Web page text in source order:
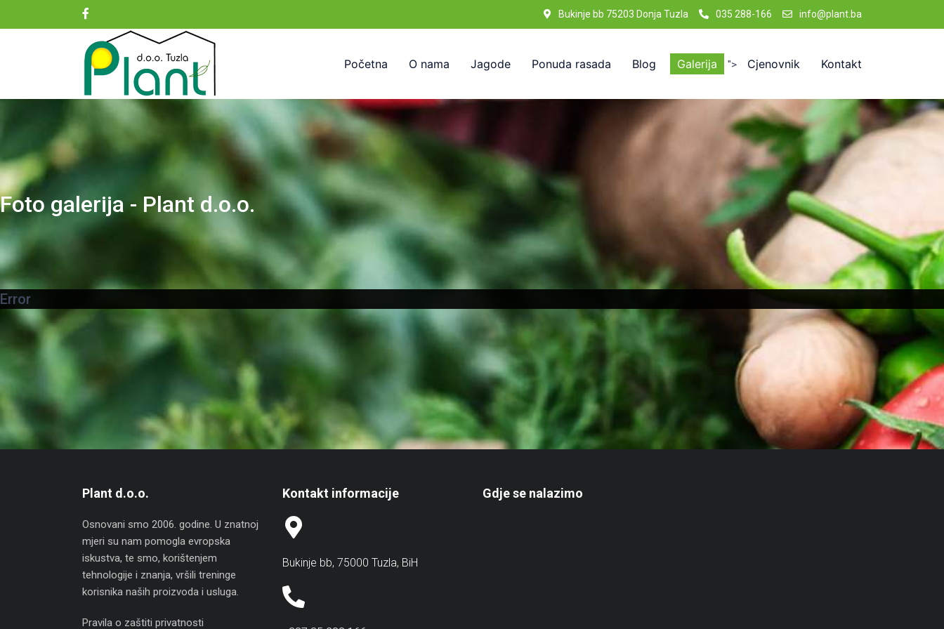
Bukinje bb 75203 Donja Tuzla 035 288-166 info@plant.ba
Početna O nama Jagode Ponuda rasada Blog Galerija "> Cjenovnik Kontakt
Foto galerija - Plant d.o.o.
Error
Plant d.o.o.
Osnovani smo 2006. godine. U znatnoj
mjeri su nam pomogla evropska
iskustva, te smo, korištenjem
tehnologije i znanja, vršili treninge
korisnika naših proizvoda i usluga.
Pravila o zaštiti privatnosti
Kontakt informacije
Bukinje bb, 75000 Tuzla, BiH
Gdje se nalazimo